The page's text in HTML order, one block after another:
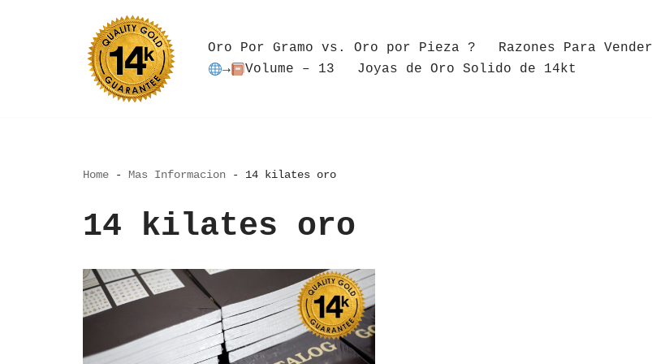
Oro Por Gramo vs. Oro por Pieza ? Razones Para
→
Volume – 13 Joyas de Oro Solido de 14kt
Home - Mas Informacion - 14 kilates oro
14 kilates oro